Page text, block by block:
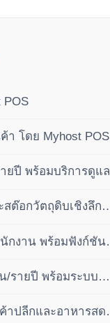
โดย Myhost POS
ยปี พร้อมบริการดูแล
ต๊อกวัตถุดิบเชิงลึก
นักงาน พร้อมฟังก์ชัน
/รายปี พร้อมระบบ
าปลีกและอาหารสด